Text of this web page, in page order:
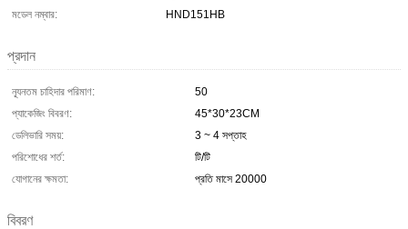
মডেল নম্বার:
HND151HB
প্রদান
ন্যূনতম চাহিদার পরিমাণ:
50
প্যাকেজিং বিবরণ:
45*30*23CM
ডেলিভারি সময়:
3 ~ 4 সপ্তাহ
পরিশোধের শর্ত:
টি/টি
যোগানের ক্ষমতা:
প্রতি মাসে 20000
বিবরণ